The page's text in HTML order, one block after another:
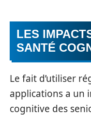
LES
SANTÉ
Le fait d’utiliser
applications a un
cognitive des